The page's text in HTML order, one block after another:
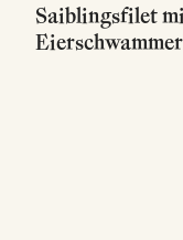
Saiblingsfilet